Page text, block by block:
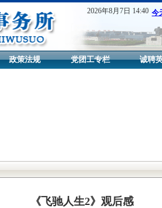
2026年8月7日 14:40
政策法规 党团工专栏 诚聘
《飞驰人生2》观后感